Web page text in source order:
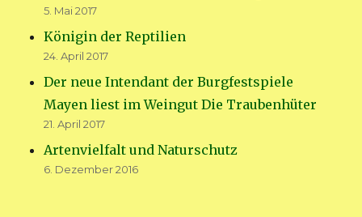
5. Mai 2017
Königin der Reptilien
24. April 2017
Der neue Intendant der Burgfestspiele
Mayen liest im Weingut Die Traubenhüter
21. April 2017
Artenvielfalt und Naturschutz
6. Dezember 2016